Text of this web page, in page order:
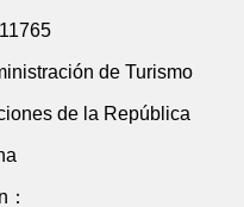
de Turismo
de la República